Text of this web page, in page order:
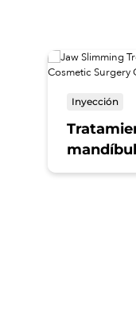
Inyección
cirugía